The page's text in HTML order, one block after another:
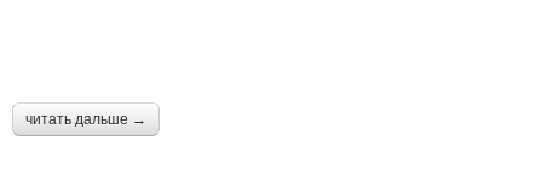
читать дальше →